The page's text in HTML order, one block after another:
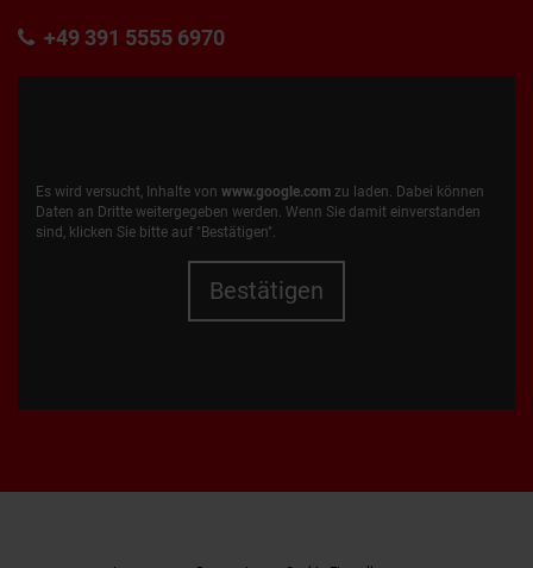
+49 391 5555 6970
Es wird versucht, Inhalte von www.google.com zu laden. Dabei können
Daten an Dritte weitergegeben werden. Wenn Sie damit einverstanden
sind, klicken Sie bitte auf "Bestätigen".
Bestätigen